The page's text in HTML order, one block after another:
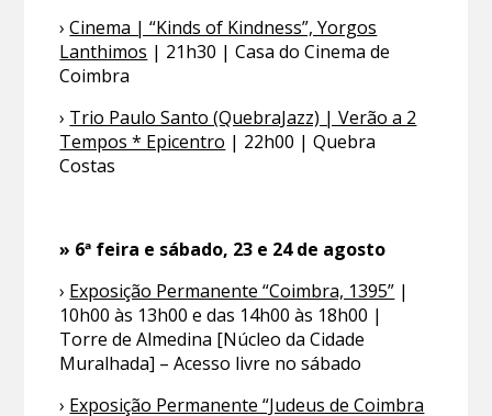
›Cinema | “Kinds of Kindness”, Yorgos
Lanthimos | 21h30 | Casa do Cinema de
Coimbra
› Trio Paulo Santo (QuebraJazz) | Verão a 2
Tempos * Epicentro | 22h00 | Quebra
Costas
» 6ª feira e sábado, 23 e 24 de agosto
› Exposição Permanente “Coimbra, 1395” |
10h00 às 13h00 e das 14h00 às 18h00 |
Torre de Almedina [Núcleo da Cidade
Muralhada] – Acesso livre no sábado
› Exposição Permanente “Judeus de Coimbra